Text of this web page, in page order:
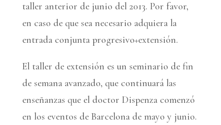
taller anterior de junio del 2013. Por favor,
en caso de que sea necesario adquiera la
entrada conjunta progresivo+extensión.
El taller de extensión es un seminario de fin
de semana avanzado, que continuará las
enseñanzas que el doctor Dispenza comenzó
en los eventos de Barcelona de mayo y junio.